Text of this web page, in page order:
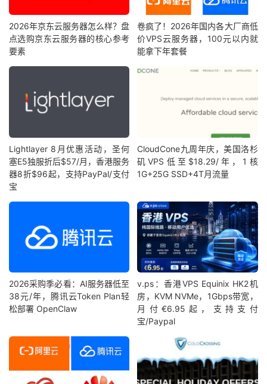
2026年京东云服务器怎么样？盘
点选购京东云服务器的核心参考
要素
卷疯了！2026年国内各大厂商低
价VPS云服务器，100元以内就
能拿下年套餐
Lightlayer 8月优惠活动，圣何
塞E5独服折后$57/月，香港服务
器8折$96起，支持PayPal/支付
宝
CloudCone九周年庆，美国洛杉
矶VPS低至$18.29/年，1核
1G+25G SSD+4T月流量
2026采购季必看：AI服务器低至
38元/年，腾讯云Token Plan轻
松部署 OpenClaw
v.ps：香港VPS Equinix HK2机
房，KVM NVMe，1Gbps带宽，
月付€6.95起，支持支付
宝/Paypal